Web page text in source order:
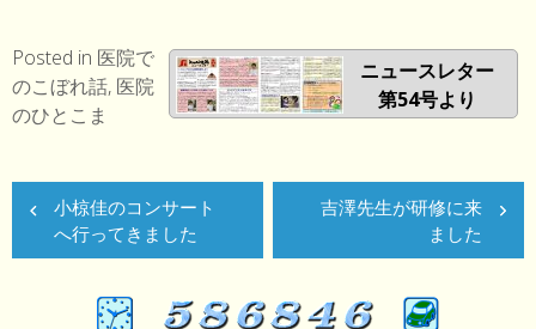
ニュースレター
第54号より
Posted in 医院で
のこぼれ話, 医院
のひとこま
投
稿
ナ
小椋佳のコンサート
へ行ってきました
吉澤先生が研修に来
ました